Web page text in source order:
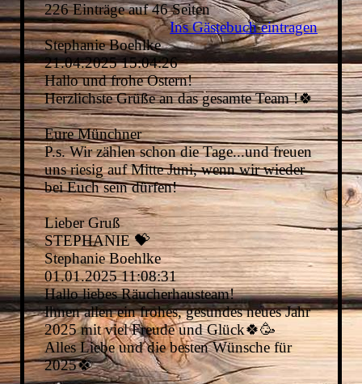
226 Einträge auf 46 Seiten
Ins Gästebuch eintragen
Stephanie Boehlke
21.04.2025 15:04:26
Hallo und frohe Ostern!
Herzlichste Grüße an das gesamte Team !🍀
Eure Münchner
P.s. Wir zählen schon die Tage...und freuen
uns riesig auf Mitte Juni, wenn wir wieder
bei Euch sein dürfen!
Lieber Gruß
STEPHANIE 💝
Stephanie Boehlke
01.01.2025 11:08:31
Hallo liebes Räucherhausteam!
Ihnen allen ein frohes, gesundes neues Jahr
2025 mit viel Freude und Glück🍀🥳
Alles Liebe und die besten Wünsche für
2025🍀